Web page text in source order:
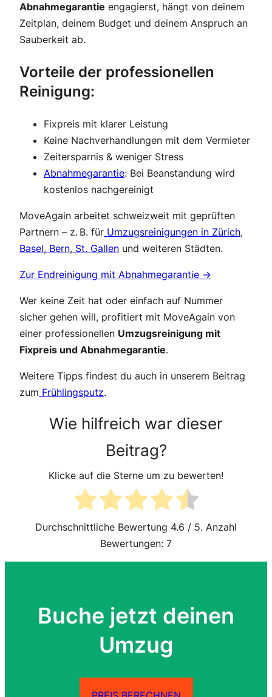
Abnahmegarantie engagierst, hängt von deinem
Zeitplan, deinem Budget und deinem Anspruch an
Sauberkeit ab.
Vorteile der professionellen
Reinigung:
Fixpreis mit klarer Leistung
Keine Nachverhandlungen mit dem Vermieter
Zeitersparnis & weniger Stress
Abnahmegarantie: Bei Beanstandung wird
kostenlos nachgereinigt
MoveAgain arbeitet schweizweit mit geprüften
Partnern – z. B. für Umzugsreinigungen in Zürich,
Basel, Bern, St. Gallen und weiteren Städten.
Zur Endreinigung mit Abnahmegarantie →
Wer keine Zeit hat oder einfach auf Nummer
sicher gehen will, profitiert mit MoveAgain von
einer professionellen Umzugsreinigung mit
Fixpreis und Abnahmegarantie.
Weitere Tipps findest du auch in unserem Beitrag
zum Frühlingsputz.
Wie hilfreich war dieser
Beitrag?
Klicke auf die Sterne um zu bewerten!
Durchschnittliche Bewertung 4.6 / 5. Anzahl
Bewertungen: 7
Buche jetzt deinen
Umzug